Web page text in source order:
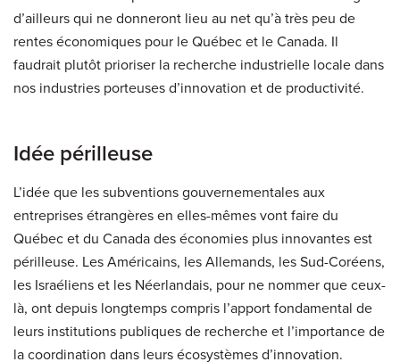
d’ailleurs qui ne donneront lieu au net qu’à très peu de
rentes économiques pour le Québec et le Canada. Il
faudrait plutôt prioriser la recherche industrielle locale dans
nos industries porteuses d’innovation et de productivité.
Idée périlleuse
L’idée que les subventions gouvernementales aux
entreprises étrangères en elles-mêmes vont faire du
Québec et du Canada des économies plus innovantes est
périlleuse. Les Américains, les Allemands, les Sud-Coréens,
les Israéliens et les Néerlandais, pour ne nommer que ceux-
là, ont depuis longtemps compris l’apport fondamental de
leurs institutions publiques de recherche et l’importance de
la coordination dans leurs écosystèmes d’innovation.